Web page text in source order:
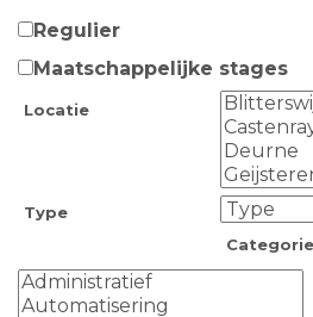
Ervaringsplek
Contact
Regulier
Maatschappelijke stages
Locatie
Type
Categorie